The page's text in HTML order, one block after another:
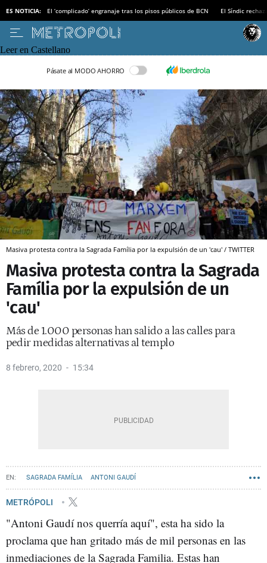
ES NOTICIA: El ‘complicado’ engranaje tras los pisos públicos de BCN El Síndic
Leer en Castellano
Pásate al MODO AHORRO
Masiva protesta contra la Sagrada Família por la expulsión de un 'cau' / TWITTER
Masiva protesta contra la Sagrada
Família por la expulsión de un
'cau'
Más de 1.000 personas han salido a las calles para
pedir medidas alternativas al templo
8 febrero, 2020 15:34
SAGRADA FAMÍLIA ANTONI GAUDÍ
METRÓPOLI
"Antoni Gaudí nos querría aquí", esta ha sido la
proclama que han gritado más de mil personas en las
inmediaciones de la Sagrada Familia. Estas han